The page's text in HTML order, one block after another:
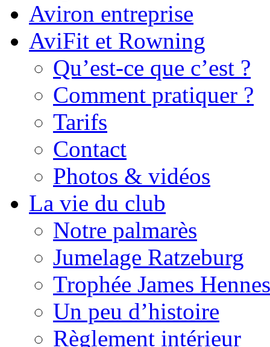
Aviron entreprise
AviFit et Rowning
Qu’est-ce que c’est ?
Comment pratiquer ?
Tarifs
Contact
Photos & vidéos
La vie du club
Notre palmarès
Jumelage Ratzeburg
Trophée James
Un peu d’histoire
Règlement intérieur